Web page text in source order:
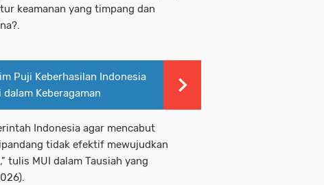
keamanan yang timpang dan
Puji Keberhasilan Indonesia
Keberagaman
Indonesia agar mencabut
tidak efektif mewujudkan
tulis MUI dalam Tausiah yang